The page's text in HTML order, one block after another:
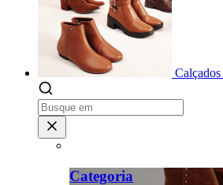
Calçados
Categoria